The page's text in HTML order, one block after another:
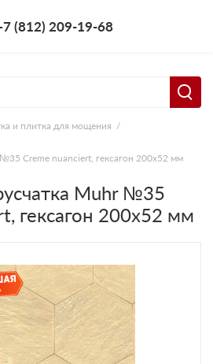
(812) 209-19-68
и плитка для мощения
Creme nuanciert, гексагон 200x52 мм
Muhr №35
гексагон 200x52 мм